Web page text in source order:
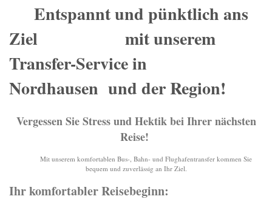
Entspannt und pünktlich ans
Ziel mit unserem
Transfer-Service in
Nordhausen und der Region!
Vergessen Sie Stress und Hektik bei Ihrer nächsten
Reise!
Mit unserem komfortablen Bus-, Bahn- und Flughafentransfer kommen Sie
bequem und zuverlässig an Ihr Ziel.
Ihr komfortabler Reisebeginn: